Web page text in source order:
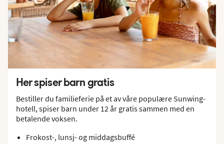
Her spiser barn gratis
Bestiller du familieferie på et av våre populære Sunwing-
hotell, spiser barn under 12 år gratis sammen med en
betalende voksen.
Frokost-, lunsj- og middagsbuffé